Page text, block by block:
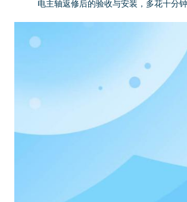
电主轴返修后的验收与安装，多花十分